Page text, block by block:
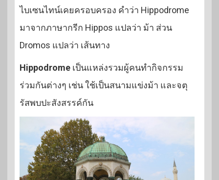
ไบเซนไทน์เคยครอบครอง คำว่า Hippodrome
มาจากภาษากรีก Hippos แปลว่า ม้า ส่วน
Dromos แปลว่า เส้นทาง
Hippodrome เป็นแหล่งรวมผู้คนทำกิจกรรม
ร่วมกันต่างๆ เช่น ใช้เป็นสนามแข่งม้า และจตุ
รัสพบปะสังสรรค์กัน